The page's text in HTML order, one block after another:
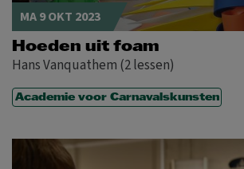
MA 9 OKT 2023
Hoeden uit foam
Hans Vanquathem (2 lessen)
Academie voor Carnavalskunsten